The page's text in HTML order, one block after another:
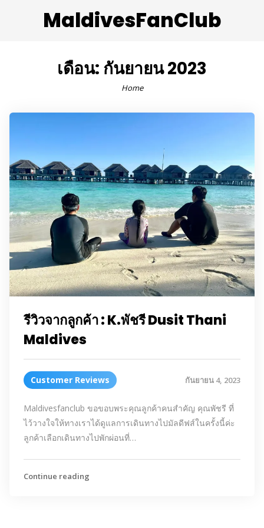
MaldivesFanClub
เดือน: กันยายน 2023
Home
รีวิวจากลูกค้า : K.พัชรี Dusit Thani
Maldives
Customer Reviews กันยายน 4, 2023
Maldivesfanclub ขอขอบพระคุณลูกค้าคนสำคัญ คุณพัชรี ที่
ไว้วางใจให้ทางเราได้ดูแลการเดินทางไปมัลดีฟส์ในครั้งนี้ค่ะ
ลูกค้าเลือกเดินทางไปพักผ่อนที่…
Continue reading